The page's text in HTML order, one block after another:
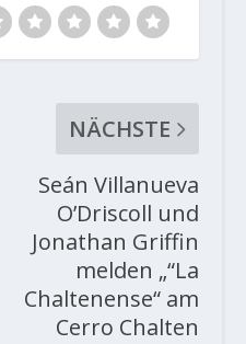
NÄCHSTE
Seán Villanueva
O’Driscoll und
Jonathan Griffin
melden „“La
Chaltenense“ am
Cerro Chalten